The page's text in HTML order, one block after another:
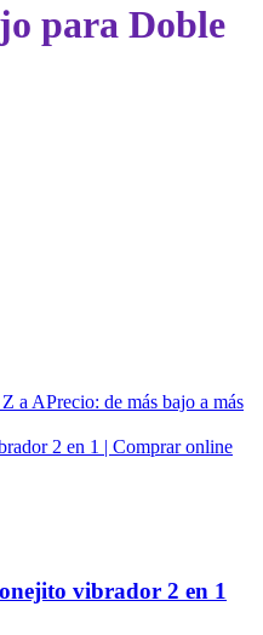
para Doble
el vibrador perfecto para
¡Explora ahora!
a APrecio: de más bajo a más
vibrador 2 en 1